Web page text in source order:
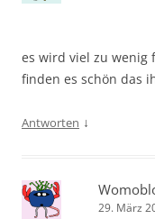
es wird viel zu
finden es schön das
Antworten ↓
29. März